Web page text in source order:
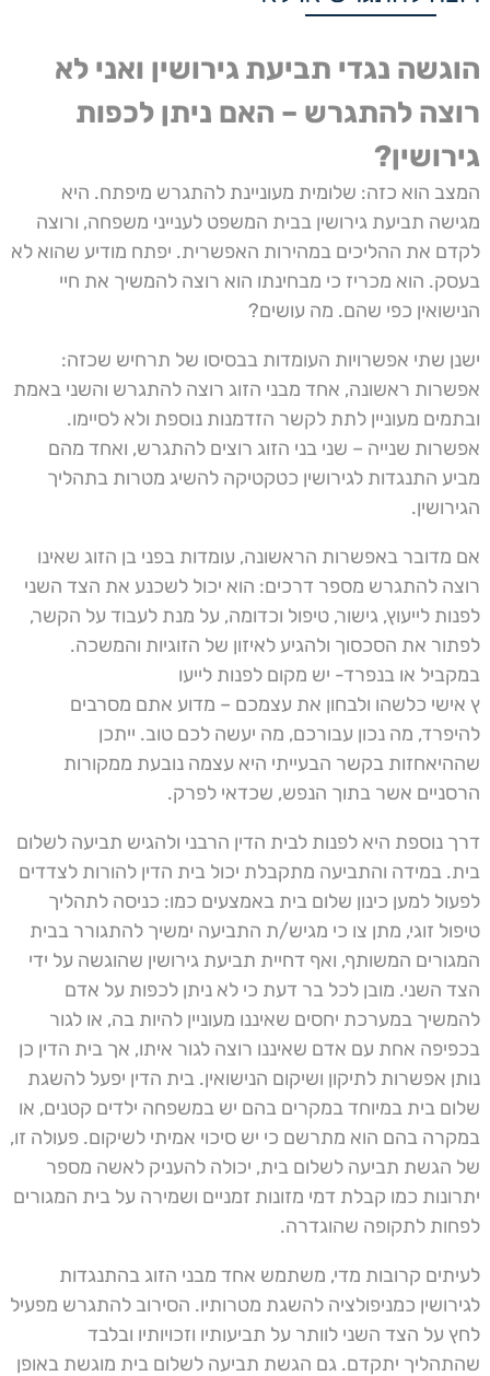
הוגשה נגדי תביעת גירושין ואני לא
רוצה להתגרש – האם ניתן לכפות
גירושין?
המצב הוא כזה: שלומית מעוניינת להתגרש מיפתח. היא
מגישה תביעת גירושין בבית המשפט לענייני משפחה, ורוצה
לקדם את ההליכים במהירות האפשרית. יפתח מודיע שהוא לא
בעסק. הוא מכריז כי מבחינתו הוא רוצה להמשיך את חיי
הנישואין כפי שהם. מה עושים?
ישנן שתי אפשרויות העומדות בבסיסו של תרחיש שכזה:
אפשרות ראשונה, אחד מבני הזוג רוצה להתגרש והשני באמת
ובתמים מעוניין לתת לקשר הזדמנות נוספת ולא לסיימו.
אפשרות שנייה – שני בני הזוג רוצים להתגרש, ואחד מהם
מביע התנגדות לגירושין כטקטיקה להשיג מטרות בתהליך
הגירושין.
אם מדובר באפשרות הראשונה, עומדות בפני בן הזוג שאינו
רוצה להתגרש מספר דרכים: הוא יכול לשכנע את הצד השני
לפנות לייעוץ, גישור, טיפול וכדומה, על מנת לעבוד על הקשר,
לפתור את הסכסוך ולהגיע לאיזון של הזוגיות והמשכה.
במקביל או בנפרד- יש מקום לפנות לייעו
ץ אישי כלשהו ולבחון את עצמכם – מדוע אתם מסרבים
להיפרד, מה נכון עבורכם, מה יעשה לכם טוב. ייתכן
שההיאחזות בקשר הבעייתי היא עצמה נובעת ממקורות
הרסניים אשר בתוך הנפש, שכדאי לפרק.
דרך נוספת היא לפנות לבית הדין הרבני ולהגיש תביעה לשלום
בית. במידה והתביעה מתקבלת יכול בית הדין להורות לצדדים
לפעול למען כינון שלום בית באמצעים כמו: כניסה לתהליך
טיפול זוגי, מתן צו כי מגיש/ת התביעה ימשיך להתגורר בבית
המגורים המשותף, ואף דחיית תביעת גירושין שהוגשה על ידי
הצד השני. מובן לכל בר דעת כי לא ניתן לכפות על אדם
להמשיך במערכת יחסים שאיננו מעוניין להיות בה, או לגור
בכפיפה אחת עם אדם שאיננו רוצה לגור איתו, אך בית הדין כן
נותן אפשרות לתיקון ושיקום הנישואין. בית הדין יפעל להשגת
שלום בית במיוחד במקרים בהם יש במשפחה ילדים קטנים, או
במקרה בהם הוא מתרשם כי יש סיכוי אמיתי לשיקום. פעולה זו,
של הגשת תביעה לשלום בית, יכולה להעניק לאשה מספר
יתרונות כמו קבלת דמי מזונות זמניים ושמירה על בית המגורים
לפחות לתקופה שהוגדרה.
לעיתים קרובות מדי, משתמש אחד מבני הזוג בהתנגדות
לגירושין כמניפולציה להשגת מטרותיו. הסירוב להתגרש מפעיל
לחץ על הצד השני לוותר על תביעותיו וזכויותיו ובלבד
שהתהליך יתקדם. גם הגשת תביעה לשלום בית מוגשת באופן